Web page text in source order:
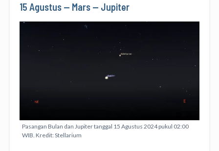
15 Agustus — Mars — Jupiter
Pasangan Bulan dan Jupiter tanggal 15 Agustus 2024 pukul 02:00
WIB. Kredit: Stellarium